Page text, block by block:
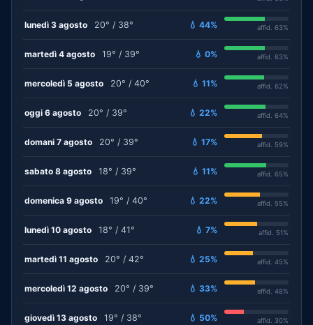
lunedì 3 agosto 20° / 38° 💧 44% affid. 63%
martedì 4 agosto 19° / 39° 💧 0% affid. 63%
mercoledì 5 agosto 20° / 40° 💧 11% affid. 62%
oggi 6 agosto 20° / 39° 💧 22% affid. 64%
domani 7 agosto 20° / 39° 💧 17% affid. 59%
sabato 8 agosto 18° / 39° 💧 11% affid. 65%
domenica 9 agosto 19° / 40° 💧 22% affid. 55%
lunedì 10 agosto 18° / 41° 💧 7% affid. 51%
martedì 11 agosto 20° / 42° 💧 25% affid. 45%
mercoledì 12 agosto 20° / 39° 💧 33% affid. 48%
giovedì 13 agosto 19° / 38° 💧 50% affid. 30%